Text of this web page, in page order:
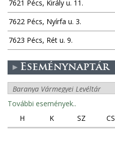
k
7621 Pécs, Király u. 11.
7622 Pécs, Nyírfa u. 3.
7623 Pécs, Rét u. 9.
Eseménynaptár
További események..
H
K SZ CS